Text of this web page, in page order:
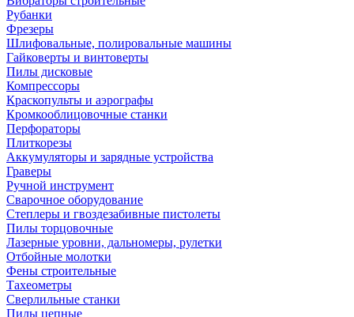
Рубанки
Фрезеры
Шлифовальные, полировальные машины
Гайковерты и винтоверты
Пилы дисковые
Компрессоры
Краскопульты и аэрографы
Кромкооблицовочные станки
Перфораторы
Плиткорезы
Аккумуляторы и зарядные устройства
Граверы
Ручной инструмент
Сварочное оборудование
Степлеры и гвоздезабивные пистолеты
Пилы торцовочные
Лазерные уровни, дальномеры, рулетки
Отбойные молотки
Фены строительные
Тахеометры
Сверлильные станки
Пилы цепные